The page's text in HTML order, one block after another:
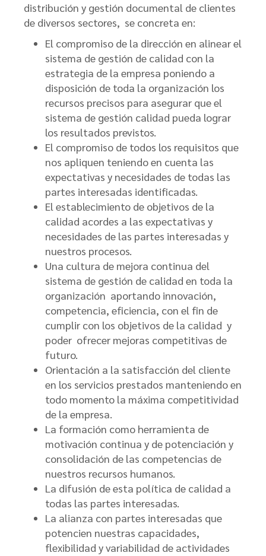
distribución y gestión documental de clientes
de diversos sectores, se concreta en:
El compromiso de la dirección en alinear el
sistema de gestión de calidad con la
estrategia de la empresa poniendo a
disposición de toda la organización los
recursos precisos para asegurar que el
sistema de gestión calidad pueda lograr
los resultados previstos.
El compromiso de todos los requisitos que
nos apliquen teniendo en cuenta las
expectativas y necesidades de todas las
partes interesadas identificadas.
El establecimiento de objetivos de la
calidad acordes a las expectativas y
necesidades de las partes interesadas y
nuestros procesos.
Una cultura de mejora continua del
sistema de gestión de calidad en toda la
organización aportando innovación,
competencia, eficiencia, con el fin de
cumplir con los objetivos de la calidad y
poder ofrecer mejoras competitivas de
futuro.
Orientación a la satisfacción del cliente
en los servicios prestados manteniendo en
todo momento la máxima competitividad
de la empresa.
La formación como herramienta de
motivación continua y de potenciación y
consolidación de las competencias de
nuestros recursos humanos.
La difusión de esta política de calidad a
todas las partes interesadas.
La alianza con partes interesadas que
potencien nuestras capacidades,
flexibilidad y variabilidad de actividades